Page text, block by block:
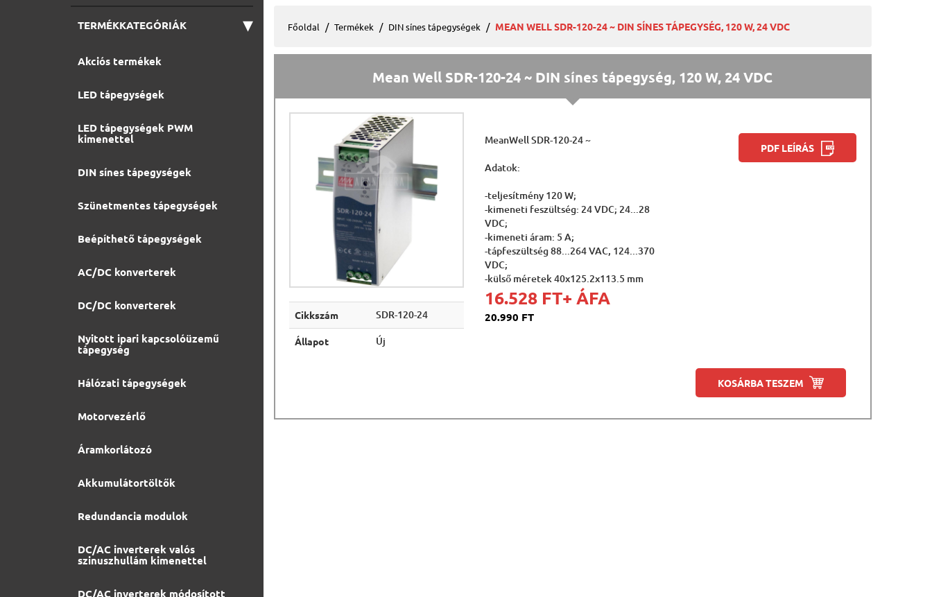
TERMÉKKATEGÓRIÁK ▾
Akciós termékek
LED tápegységek
LED tápegységek PWM
kimenettel
DIN sínes tápegységek
Szünetmentes tápegységek
Beépíthető tápegységek
AC/DC konverterek
DC/DC konverterek
Nyitott ipari kapcsolóüzemű
tápegység
Hálózati tápegységek
Motorvezérlő
Áramkorlátozó
Akkumulátortöltők
Redundancia modulok
DC/AC inverterek valós
szinuszhullám kimenettel
DC/AC inverterek módosított
Főoldal Termékek DIN sínes tápegységek MEAN WELL SDR-120-24 ~ DIN SÍNES TÁPEGYSÉG, 120 W, 24 VDC
Mean Well SDR-120-24 ~ DIN sínes tápegység, 120 W, 24 VDC
Cikkszám SDR-120-24
Állapot Új
MeanWell SDR-120-24 ~
Adatok:
-teljesítmény 120 W;
-kimeneti feszültség: 24 VDC; 24...28
VDC;
-kimeneti áram: 5 A;
-tápfeszültség 88...264 VAC, 124...370
VDC;
-külső méretek 40x125.2x113.5 mm
16.528 FT+ ÁFA
20.990 FT
PDF LEÍRÁS
KOSÁRBA TESZEM